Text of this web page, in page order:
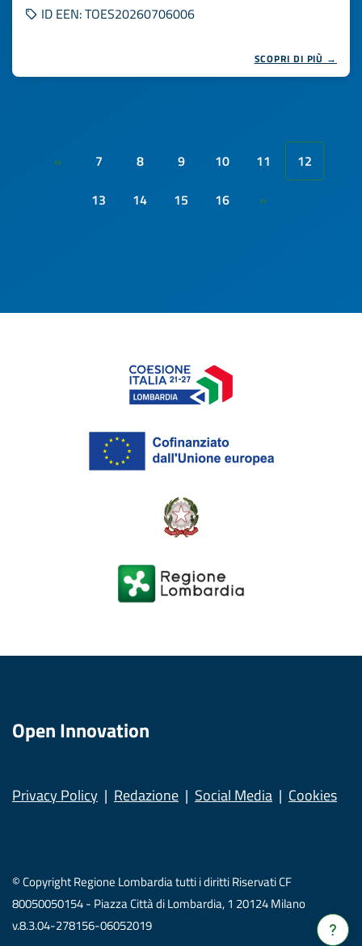
Verrà
ID EEN: TOES20260706006
SCOPRI DI PIÙ →
« 7 8 9 10 11
12
13
14 15 16 »
Open Innovation
Privacy Policy Redazione Social Media Cookies
© Copyright Regione Lombardia tutti i diritti Riservati CF
80050050154 - Piazza Città di Lombardia, 1 20124 Milano
v.8.3.04-278156-06052019